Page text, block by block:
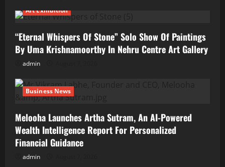
Art Exhibition
“Eternal Whispers Of Stone” Solo Show Of Paintings
By Uma Krishnamoorthy In Nehru Centre Art Gallery
admin
Business News
Melooha Launches Artha Sutram, An AI-Powered
Wealth Intelligence Report For Personalized
Financial Guidance
admin